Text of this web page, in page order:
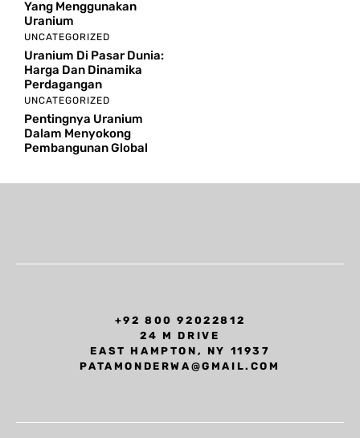
Yang Menggunakan
Uranium
UNCATEGORIZED
Uranium Di Pasar Dunia:
Harga Dan Dinamika
Perdagangan
UNCATEGORIZED
Pentingnya Uranium
Dalam Menyokong
Pembangunan Global
+92 800 92022812
24 M DRIVE
EAST HAMPTON, NY 11937
PATAMONDERWA@GMAIL.COM